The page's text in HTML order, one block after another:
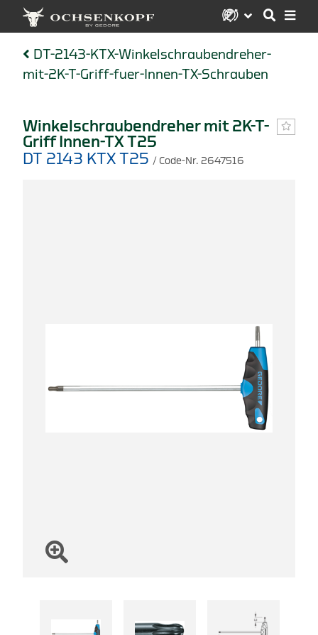
DT-2143-KTX-Winkelschraubendreher-
mit-2K-T-Griff-fuer-Innen-TX-Schrauben
Winkelschraubendreher mit 2K-T-
Griff Innen-TX T25
DT 2143 KTX T25 / Code-Nr. 2647516